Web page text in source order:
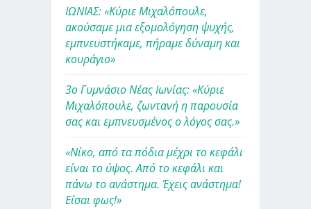
ΙΩΝΙΑΣ: «Κύριε Μιχαλόπουλε,
ακούσαμε μια εξομολόγηση ψυχής,
εμπνευστήκαμε, πήραμε δύναμη και
κουράγιο»
3ο Γυμνάσιο Νέας Ιωνίας: «Κύριε
Μιχαλόπουλε, ζωντανή η παρουσία
σας και εμπνευσμένος ο λόγος σας.»
«Νίκο, από τα πόδια μέχρι το κεφάλι
είναι το ύψος. Από το κεφάλι και
πάνω το ανάστημα. Έχεις ανάστημα!
Είσαι φως!»